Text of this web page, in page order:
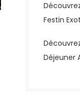
Festin
Déjeuner